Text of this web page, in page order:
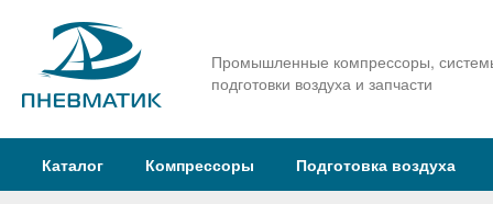
Промышленные компрессоры,
подготовки воздуха и запчасти
Каталог Компрессоры Подготовка воздуха